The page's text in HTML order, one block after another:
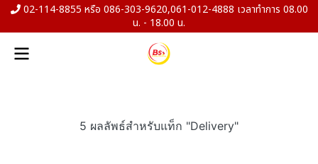
02-114-8855 หรือ 086-303-9620,061-012-4888 เวลาทำการ 08.00
น. - 18.00 น.
5 ผลลัพธ์สำหรับแท็ก "Delivery"